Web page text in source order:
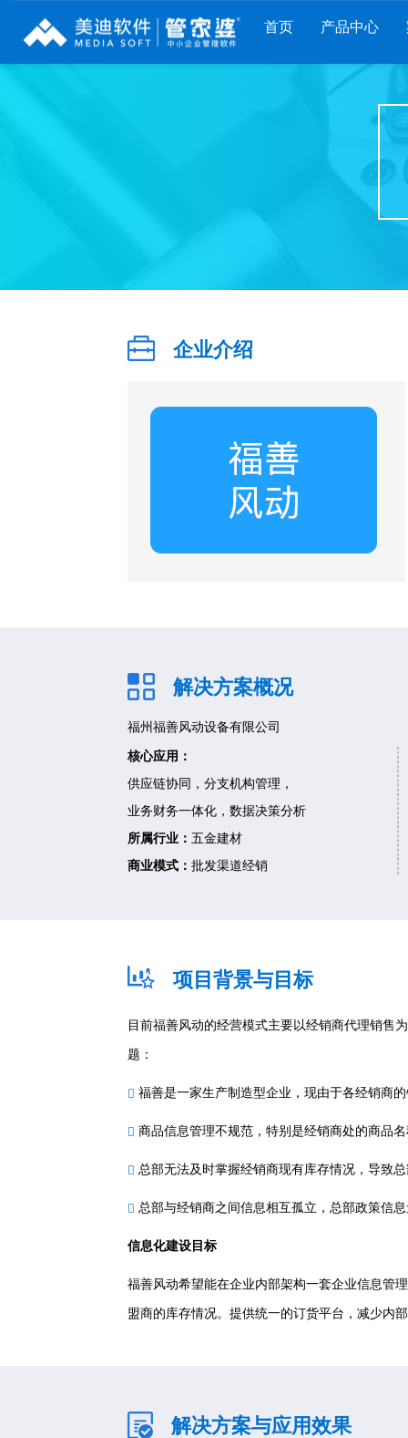
首页 产品中心
企业介绍
解决方案概况
福州福善风动设备有限公司
核心应用：
供应链协同，分支机构管理，
业务财务一体化，数据决策分析
所属行业： 五金建材
商业模式： 批发渠道经销
项目背景与目标
目前福善风动的经营模式主要以经销商代理销售
题：
福善是一家生产制造型企业，现由于各经销商
商品信息管理不规范，特别是经销商处的商品
总部无法及时掌握经销商现有库存情况，导致
总部与经销商之间信息相互孤立，总部政策信
信息化建设目标
福善风动希望能在企业内部架构一套企业信息管
盟商的库存情况。提供统一的订货平台，减少内
解决方案与应用效果